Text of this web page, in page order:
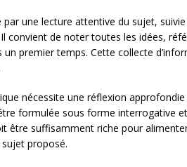
une lecture attentive du sujet,
convient de noter toutes les idées,
un premier temps. Cette collecte
nécessite une réflexion
formulée sous forme interrogative
être suffisamment riche pour
proposé.